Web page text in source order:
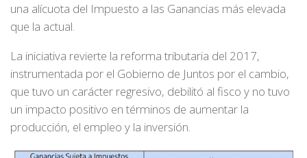
una alícuota del Impuesto a las Ganancias más elevada
que la actual.
La iniciativa revierte la reforma tributaria del 2017,
instrumentada por el Gobierno de Juntos por el cambio,
que tuvo un carácter regresivo, debilitó al fisco y no tuvo
un impacto positivo en términos de aumentar la
producción, el empleo y la inversión.